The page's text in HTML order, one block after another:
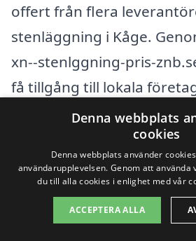
offert från flera
stenläggning i Kåge.
xn--stenlggning-pris-
få tillgång till lokala
deras priser och tjänster.
billigaste alternativet inte
bästa; kvalitet och
prioriteras för en
Oavsett om du planerar
Denna webbplats
cookies
Denna webbplats använder
användarupplevelsen. Genom att använda
du till alla cookies i enlighet med vår
ACCEPTERA ALLA